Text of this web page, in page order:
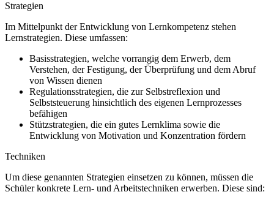
Strategien
Im Mittelpunkt der Entwicklung von Lernkompetenz stehen
Lernstrategien. Diese umfassen:
Basisstrategien, welche vorrangig dem Erwerb, dem
Verstehen, der Festigung, der Überprüfung und dem Abruf
von Wissen dienen
Regulationsstrategien, die zur Selbstreflexion und
Selbststeuerung hinsichtlich des eigenen Lernprozesses
befähigen
Stützstrategien, die ein gutes Lernklima sowie die
Entwicklung von Motivation und Konzentration fördern
Techniken
Um diese genannten Strategien einsetzen zu können, müssen die
Schüler konkrete Lern- und Arbeitstechniken erwerben. Diese sind: